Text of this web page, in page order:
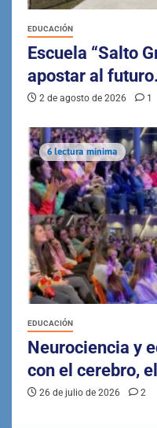
EDUCACIÓN
Escuela “Salto
apostar al futuro.
2 de agosto de 2026 1
6 lectura mínima
EDUCACIÓN
Neurociencia y
con el cerebro,
26 de julio de 2026 2